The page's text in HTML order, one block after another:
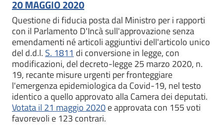
20 MAGGIO 2020
Questione di fiducia posta dal Ministro per i rapporti
con il Parlamento D'Incà sull'approvazione senza
emendamenti né articoli aggiuntivi dell'articolo unico
del d.d.l. S. 1811 di conversione in legge, con
modificazioni, del decreto-legge 25 marzo 2020, n.
19, recante misure urgenti per fronteggiare
l'emergenza epidemiologica da Covid-19, nel testo
identico a quello approvato alla Camera dei deputati.
Votata il 21 maggio 2020e approvata con 155 voti
favorevoli e 123 contrari.